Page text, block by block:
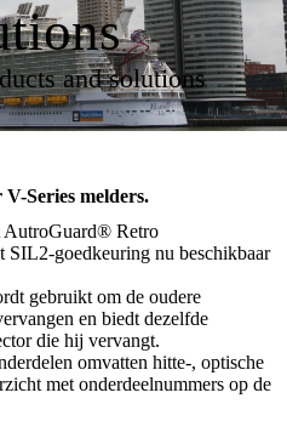
and solutions
Series melders.
AutroGuard® Retro
SIL2-goedkeuring nu beschikbaar
gebruikt om de oudere
en biedt dezelfde
die hij vervangt.
omvatten hitte-, optische
met onderdeelnummers op de